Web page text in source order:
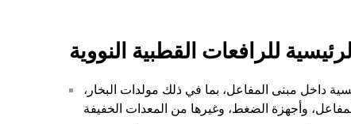
للرافعات القطبية النووية
داخل مبنى المفاعل، بما في ذلك مولدات البخار،